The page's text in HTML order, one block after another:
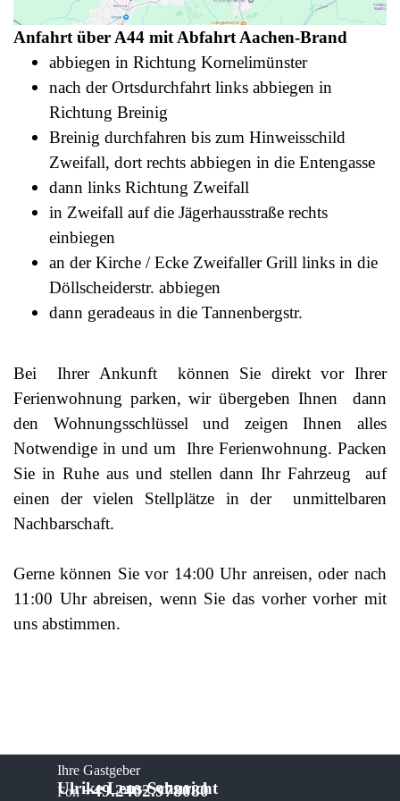
Anfahrt über A44 mit Abfahrt Aachen-Brand
abbiegen in Richtung Kornelimünster
nach der Ortsdurchfahrt links abbiegen in
Richtung Breinig
Breinig durchfahren bis zum Hinweisschild
Zweifall, dort rechts abbiegen in die Entengasse
dann links Richtung Zweifall
in Zweifall auf die Jägerhausstraße rechts
einbiegen
an der Kirche / Ecke Zweifaller Grill links in die
Döllscheiderstr. abbiegen
dann geradeaus in die Tannenbergstr.
Bei Ihrer Ankunft können Sie direkt vor Ihrer
Ferienwohnung parken, wir übergeben Ihnen dann
den Wohnungsschlüssel und zeigen Ihnen alles
Notwendige in und um Ihre Ferienwohnung. Packen
Sie in Ruhe aus und stellen dann Ihr Fahrzeug auf
einen der vielen Stellplätze in der unmittelbaren
Nachbarschaft.
Gerne können Sie vor 14:00 Uhr anreisen, oder nach
11:00 Uhr abreisen, wenn Sie das vorher vorher mit
uns abstimmen.
Ihre Gastgeber
Ulrike Leus-Schuricht
Fon+49.2402.978080